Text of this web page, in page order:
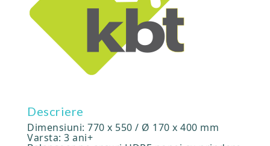
Descriere
Dimensiuni: 770 x 550 / Ø 170 x 400 mm
Varsta: 3 ani+